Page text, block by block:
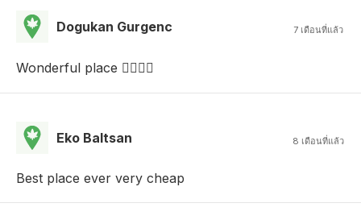
Dogukan Gurgenc 7 เดือนที่แล้ว
Wonderful place 👌🏻👌🏻
Eko Baltsan 8 เดือนที่แล้ว
Best place ever very cheap